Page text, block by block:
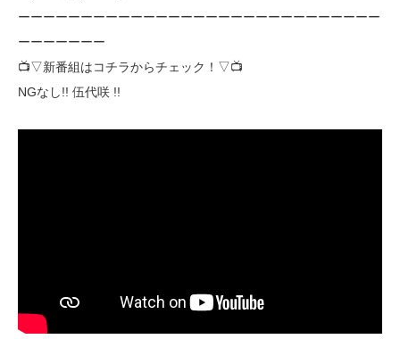
ーーーーーーーーーーーーーーーーーーーーーーーーーーーーー
ーーーーーーー
📺▽新番組はコチラからチェック！▽📺
NGなし!! 伍代咲 !!